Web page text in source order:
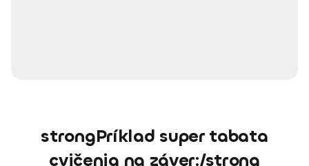
strongPríklad super tabata
cvičenia na záver:/strong